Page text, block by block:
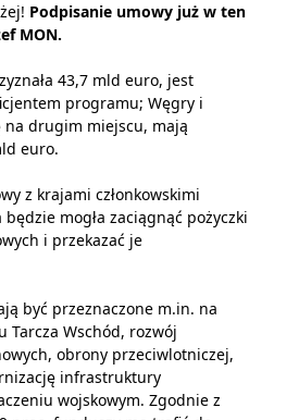
Podpisanie umowy już w ten
MON.
43,7 mld euro, jest
programu; Węgry i
na drugim miejscu, mają
euro.
z krajami członkowskimi
mogła zaciągnąć pożyczki
i przekazać je
być przeznaczone m.in. na
Tarcza Wschód, rozwój
obrony przeciwlotniczej,
infrastruktury
wojskowym. Zgodnie z